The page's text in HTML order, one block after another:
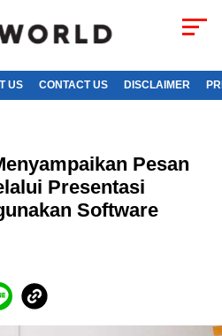
US CONTACT US DISCLAIMER
Pesan
Presentasi
Software